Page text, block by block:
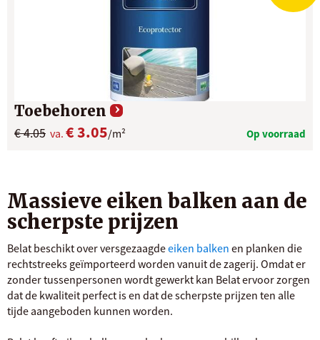
Toebehoren
€ 4.05 va. € 3.05/m² Op voorraad
Massieve eiken balken aan de
scherpste prijzen
Belat beschikt over versgezaagdeeiken balken en planken die
rechtstreeks geïmporteerd worden vanuit de zagerij. Omdat er
zonder tussenpersonen wordt gewerkt kan Belat ervoor zorgen
dat de kwaliteit perfect is en dat de scherpste prijzen ten alle
tijde aangeboden kunnen worden.